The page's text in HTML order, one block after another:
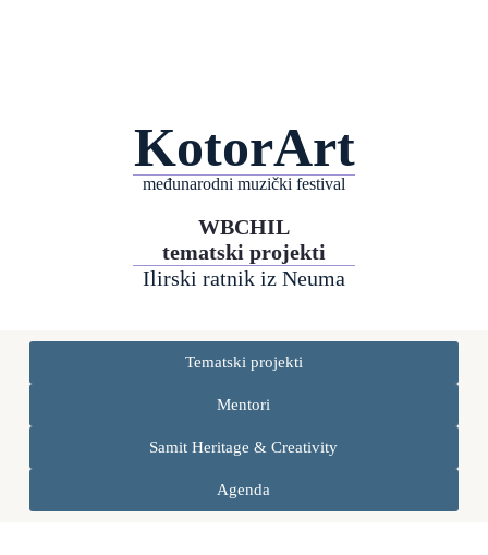
KotorArt
međunarodni muzički festival
WBCHIL
tematski projekti
Ilirski ratnik iz Neuma
Tematski projekti
Mentori
Samit Heritage & Creativity
Agenda